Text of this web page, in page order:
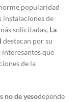
popularidad
instalaciones de
solicitadas, La
destacan por su
que
de la
no de yesodepende